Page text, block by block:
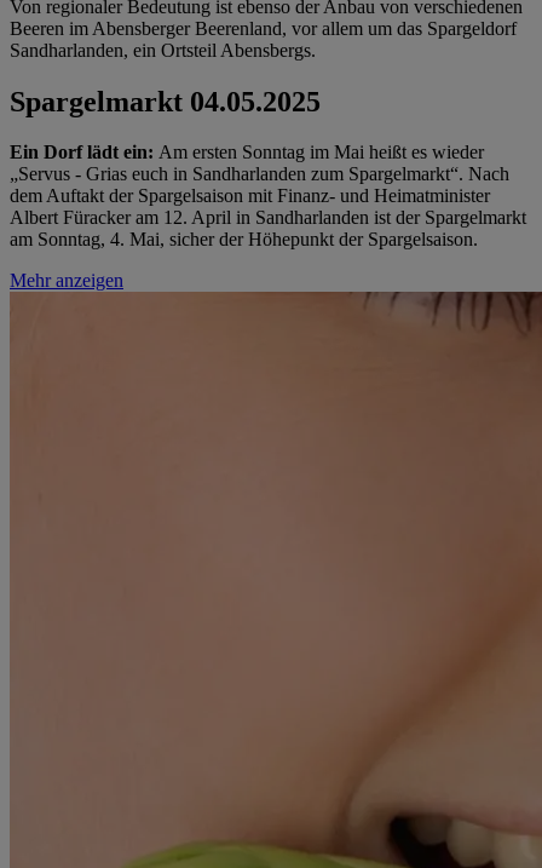
Von regionaler Bedeutung ist ebenso der Anbau von verschiedenen
Beeren im Abensberger Beerenland, vor allem um das Spargeldorf
Sandharlanden, ein Ortsteil Abensbergs.
Spargelmarkt 04.05.2025
Ein Dorf lädt ein: Am ersten Sonntag im Mai heißt es wieder
„Servus - Grias euch in Sandharlanden zum Spargelmarkt“. Nach
dem Auftakt der Spargelsaison mit Finanz- und Heimatminister
Albert Füracker am 12. April in Sandharlanden ist der Spargelmarkt
am Sonntag, 4. Mai, sicher der Höhepunkt der Spargelsaison.
Mehr anzeigen